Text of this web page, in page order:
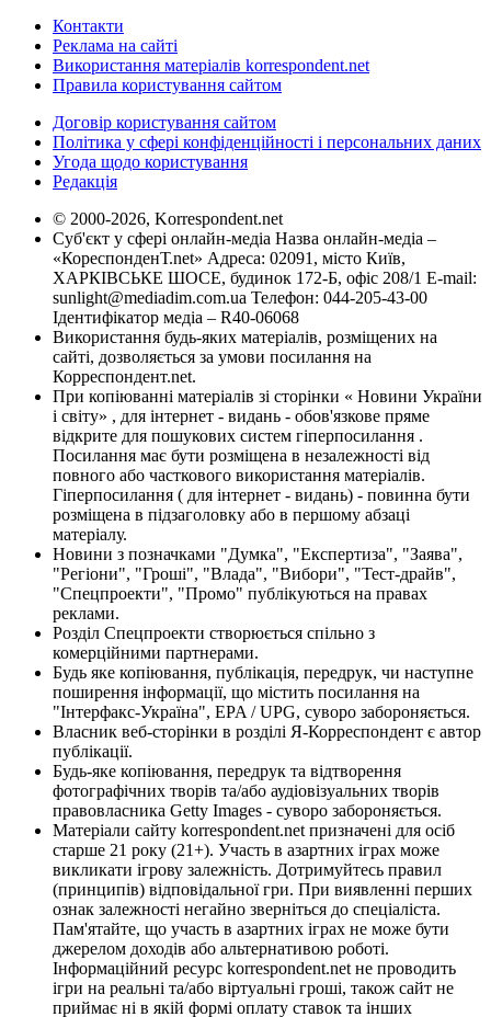
Контакти
Реклама на сайті
Використання матеріалів korrespondent.net
Правила користування сайтом
Договір користування сайтом
Політика у сфері конфіденційності і персональних даних
Угода щодо користування
Редакція
© 2000-2026, Korrespondent.net
Суб'єкт у сфері онлайн-медіа Назва онлайн-медіа –
«КореспонденТ.net» Адреса: 02091, місто Київ,
ХАРКІВСЬКЕ ШОСЕ, будинок 172-Б, офіс 208/1 E-mail:
sunlight@mediadim.com.ua Телефон: 044-205-43-00
Ідентифікатор медіа – R40-06068
Використання будь-яких матеріалів, розміщених на
сайті, дозволяється за умови посилання на
Корреспондент.net.
При копіюванні матеріалів зі сторінки « Новини України
і світу» , для інтернет - видань - обов'язкове пряме
відкрите для пошукових систем гіперпосилання .
Посилання має бути розміщена в незалежності від
повного або часткового використання матеріалів.
Гіперпосилання ( для інтернет - видань) - повинна бути
розміщена в підзаголовку або в першому абзаці
матеріалу.
Новини з позначками "Думка", "Експертиза", "Заява",
"Регіони", "Гроші", "Влада", "Вибори", "Тест-драйв",
"Спецпроекти", "Промо" публікуються на правах
реклами.
Розділ Спецпроекти створюється спільно з
комерційними партнерами.
Будь яке копіювання, публікація, передрук, чи наступне
поширення інформації, що містить посилання на
"Інтерфакс-Україна", EPA / UPG, суворо забороняється.
Власник веб-сторінки в розділі Я-Корреспондент є автор
публікації.
Будь-яке копіювання, передрук та відтворення
фотографічних творів та/або аудіовізуальних творів
правовласника Getty Images - суворо забороняється.
Матеріали сайту korrespondent.net призначені для осіб
старше 21 року (21+). Участь в азартних іграх може
викликати ігрову залежність. Дотримуйтесь правил
(принципів) відповідальної гри. При виявленні перших
ознак залежності негайно зверніться до спеціаліста.
Пам'ятайте, що участь в азартних іграх не може бути
джерелом доходів або альтернативою роботі.
Інформаційний ресурс korrespondent.net не проводить
ігри на реальні та/або віртуальні гроші, також сайт не
приймає ні в якій формі оплату ставок та інших